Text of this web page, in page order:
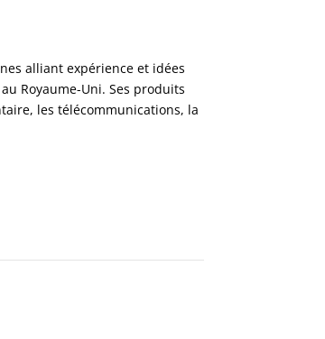
alliant expérience et idées
Royaume-Uni. Ses produits
les télécommunications, la